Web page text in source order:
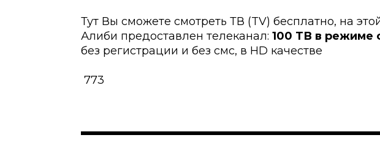
Тут Вы сможете смотреть ТВ (TV) бесплатно, на
Алиби предоставлен телеканал: 100 ТВ в режиме
без регистрации и без смс, в HD качестве
773